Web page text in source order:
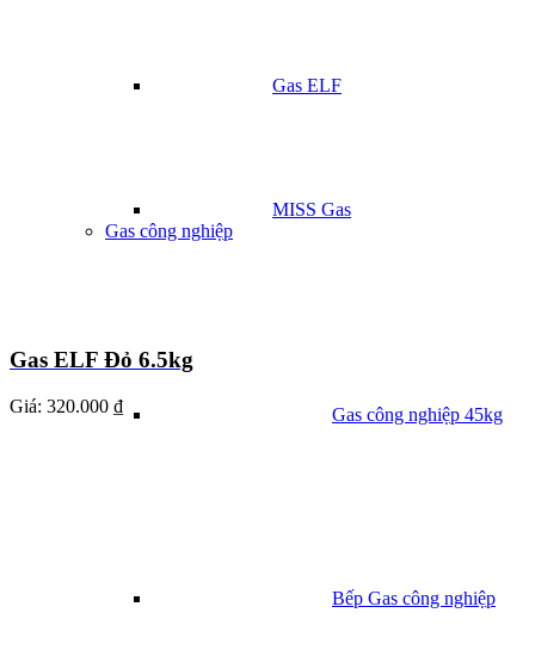
Gas ELF
MISS Gas
Gas công nghiệp
Gas công nghiệp 45kg
Bếp Gas công nghiệp
Gas ELF Đỏ 6.5kg
Giá: 320.000 ₫